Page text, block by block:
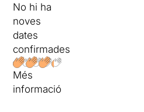
No hi ha
noves
dates
confirmades
Més
informació